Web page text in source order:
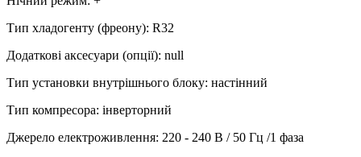
Тип хладогенту (фреону): R32
Додаткові аксесуари (опції): null
Тип установки внутрішнього блоку: настінний
Тип компресора: інверторний
Джерело електроживлення: 220 - 240 В / 50 Гц /1 фаза